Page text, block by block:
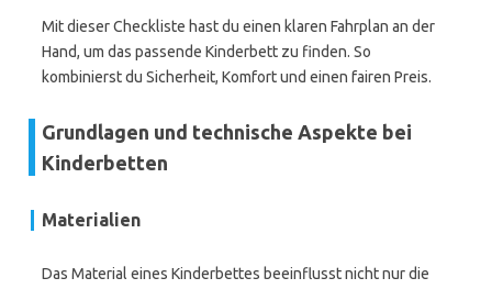
Mit dieser Checkliste hast du einen klaren Fahrplan an der
Hand, um das passende Kinderbett zu finden. So
kombinierst du Sicherheit, Komfort und einen fairen Preis.
Grundlagen und technische Aspekte bei
Kinderbetten
Materialien
Das Material eines Kinderbettes beeinflusst nicht nur die